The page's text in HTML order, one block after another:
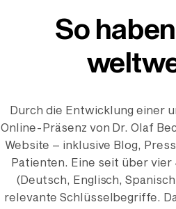
So
Durch die Entwicklung einer
Online-Präsenz von Dr. Olaf
Website – inklusive Blog,
Patienten. Eine seit über
(Deutsch, Englisch,
relevante Schlüsselbegriffe.